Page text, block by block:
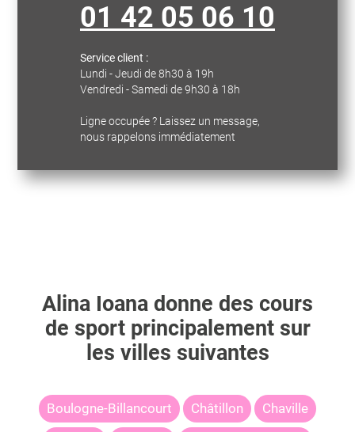
01 42 05 06 10
Service client :
Lundi - Jeudi de 8h30 à 19h
Vendredi - Samedi de 9h30 à 18h
Ligne occupée ? Laissez un message,
nous rappelons immédiatement
Alina Ioana donne des cours
de sport principalement sur
les villes suivantes
Boulogne-Billancourt Châtillon Chaville